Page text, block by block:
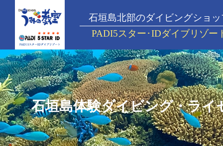
石垣島北部のダイビングショッ
PADI5スター･IDダイブリゾー
石垣島体験ダイビング・ライ